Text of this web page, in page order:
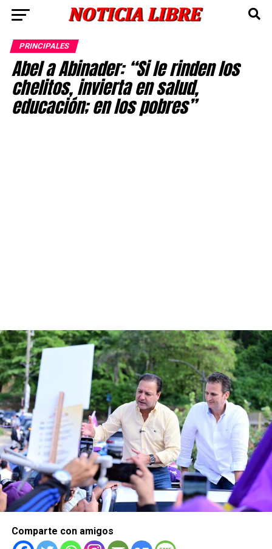
PRINCIPALES
Abel a Abinader: “Si le rinden los
chelitos, invierta en salud,
educación; en los pobres”
Comparte con amigos